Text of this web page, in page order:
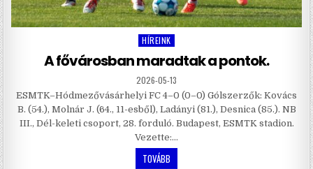
Posted
HÍREINK
A fővárosban maradtak a pontok.
2026-05-13
ESMTK–Hódmezővásárhelyi FC 4–0 (0–0) Gólszerzők: Kovács
B. (54.), Molnár J. (64., 11-esből), Ladányi (81.), Desnica (85.). NB
III., Dél-keleti csoport, 28. forduló. Budapest, ESMTK stadion.
Vezette:…
TOVÁBB